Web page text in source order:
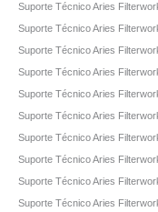
Suporte Técnico Aries
Suporte Técnico Aries
Suporte Técnico Aries
Suporte Técnico Aries
Suporte Técnico Aries
Suporte Técnico Aries
Suporte Técnico Aries
Suporte Técnico Aries
Suporte Técnico Aries
Suporte Técnico Aries